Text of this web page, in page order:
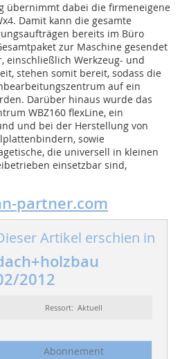
übernimmt dabei die firmeneigene
Damit kann die gesamte
bereits im Büro
zur Maschine gesendet
einschließlich Werkzeug- und
stehen somit bereit, sodass die
auf ein
Darüber hinaus wurde das
WBZ160 flexLine, ein
und bei der Herstellung von
sowie
die universell in kleinen
einsetzbar sind,
partner.com
Artikel erschien in
2012
Ressort: Aktuell
Abonnement